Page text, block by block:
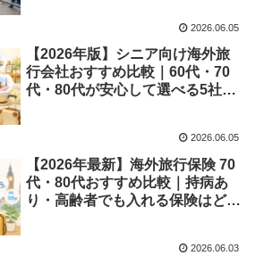
2026.06.05
【2026年版】シニア向け海外旅
行会社おすすめ比較｜60代・70
代・80代が安心して選べる5社を
2026.06.05
【2026年最新】海外旅行保険 70
代・80代おすすめ比較｜持病あ
り・高齢者でも入れる保険はど
2026.06.03